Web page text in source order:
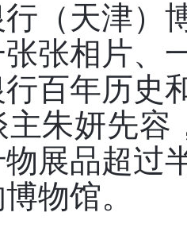
（天津）
张相片、
百年历史
朱妍先容
展品超过
物馆。